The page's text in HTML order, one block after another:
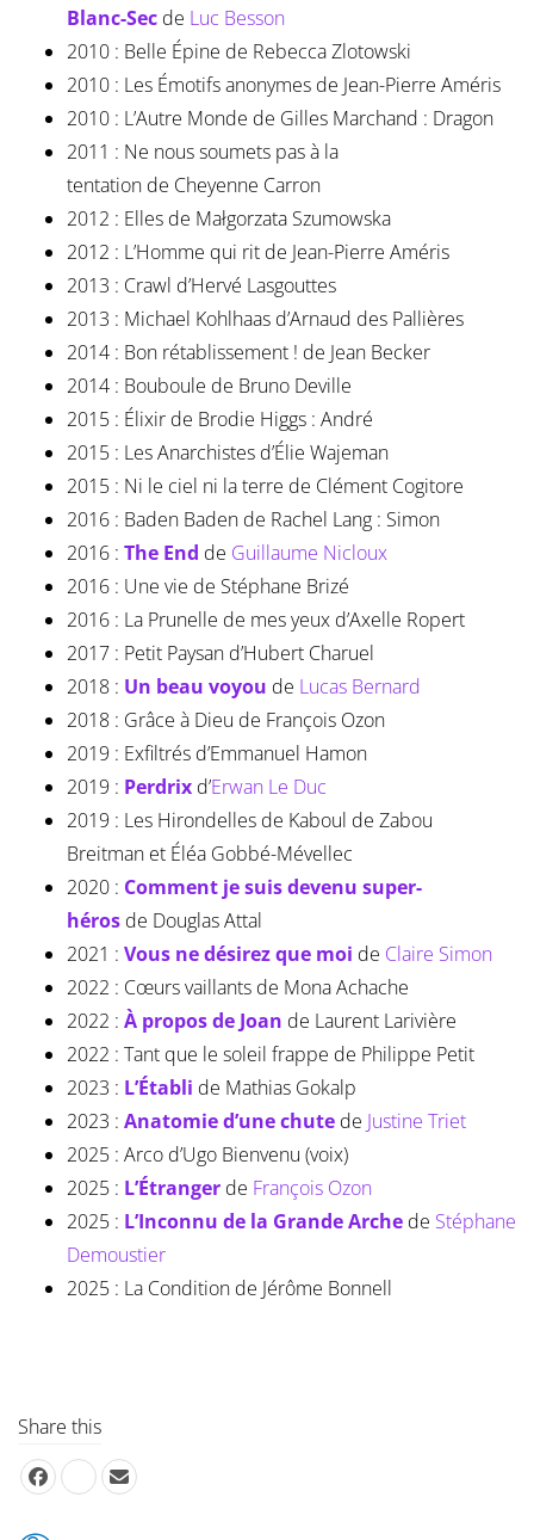
Blanc-Secde Luc Besson
2010 : Belle Épine de Rebecca Zlotowski
2010 : Les Émotifs anonymes de Jean-Pierre Améris
2010 : L’Autre Monde de Gilles Marchand : Dragon
2011 : Ne nous soumets pas à la
tentation de Cheyenne Carron
2012 : Elles de Małgorzata Szumowska
2012 : L’Homme qui rit de Jean-Pierre Améris
2013 : Crawl d’Hervé Lasgouttes
2013 : Michael Kohlhaas d’Arnaud des Pallières
2014 : Bon rétablissement ! de Jean Becker
2014 : Bouboule de Bruno Deville
2015 : Élixir de Brodie Higgs : André
2015 : Les Anarchistes d’Élie Wajeman
2015 : Ni le ciel ni la terre de Clément Cogitore
2016 : Baden Baden de Rachel Lang : Simon
2016 : The End de Guillaume Nicloux
2016 : Une vie de Stéphane Brizé
2016 : La Prunelle de mes yeux d’Axelle Ropert
2017 : Petit Paysan d’Hubert Charuel
2018 : Un beau voyou de Lucas Bernard
2018 : Grâce à Dieu de François Ozon
2019 : Exfiltrés d’Emmanuel Hamon
2019 : Perdrixd’Erwan Le Duc
2019 : Les Hirondelles de Kaboul de Zabou
Breitman et Éléa Gobbé-Mévellec
2020 : Comment je suis devenu super-
hérosde Douglas Attal
2021 : Vous ne désirez que moi de Claire Simon
2022 : Cœurs vaillants de Mona Achache
2022 : À propos de Joan de Laurent Larivière
2022 : Tant que le soleil frappe de Philippe Petit
2023 : L’Établi de Mathias Gokalp
2023 : Anatomie d’une chute de Justine Triet
2025 : Arco d’Ugo Bienvenu (voix)
2025 : L’Étranger de François Ozon
2025 : L’Inconnu de la Grande Arche de Stéphane
Demoustier
2025 : La Condition de Jérôme Bonnell
Share this